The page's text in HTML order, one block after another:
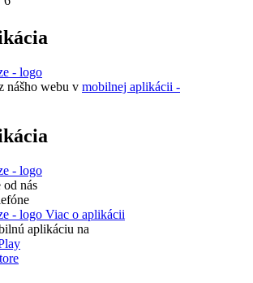
nášho webu v mobilnej aplikácii -
nás
Viac o aplikácii
aplikáciu na